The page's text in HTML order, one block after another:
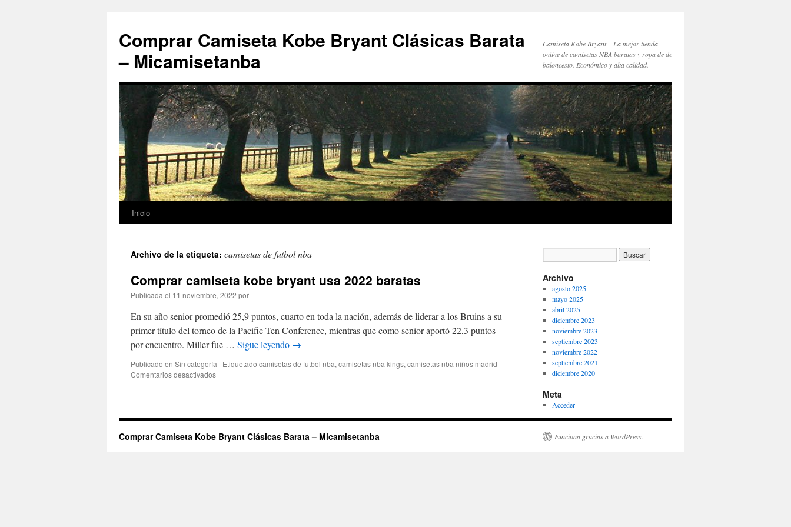
Comprar Camiseta Kobe Bryant Clásicas Barata
– Micamisetanba
Camiseta Kobe Bryant – La mejor tienda
online de camisetas NBA baratas y ropa de de
baloncesto. Económico y alta calidad.
Saltar
contenido
Inicio
Archivo de la etiqueta: camisetas de futbol nba
Comprar camiseta kobe bryant usa 2022 baratas
Publicada el 11 noviembre, 2022 por
En su año senior promedió 25,9 puntos, cuarto en toda la nación, además de liderar a los Bruins a su
primer título del torneo de la Pacific Ten Conference, mientras que como senior aportó 22,3 puntos
por encuentro. Miller fue … Sigue leyendo →
Publicado en Sin categoría | Etiquetado camisetas de futbol nba, camisetas nba kings, camisetas nba niños madrid |
Comentarios desactivadosen
bryant
2022
Archivo
agosto 2025
mayo 2025
abril 2025
diciembre 2023
noviembre 2023
septiembre 2023
noviembre 2022
septiembre 2021
diciembre 2020
Meta
Acceder
Comprar Camiseta Kobe Bryant Clásicas Barata – Micamisetanba Funciona gracias a WordPress.